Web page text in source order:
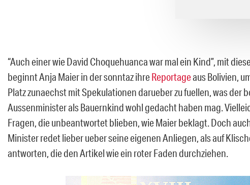
“Auch einer wie David Choquehuanca war mal ein Kind”, mit
beginnt Anja Maier in der sonntaz ihreReportageaus Bolivien,
Platz zunaechst mit Spekulationen darueber zu fuellen, was der
Aussenminister als Bauernkind wohl gedacht haben mag.
Fragen, die unbeantwortet blieben, wie Maier beklagt. Doch
Minister redet lieber ueber seine eigenen Anliegen, als auf
antworten, die den Artikel wie ein roter Faden durchziehen.